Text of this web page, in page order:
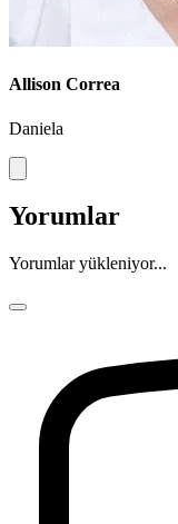
Allison Correa
Daniela
Yorumlar
Yorumlar yükleniyor...